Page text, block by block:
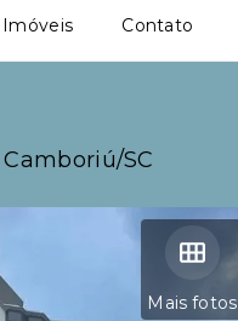
Imóveis Contato
SC
Mais fotos